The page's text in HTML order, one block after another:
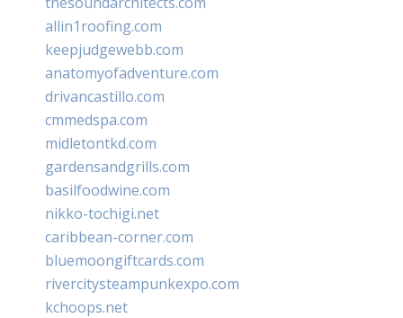
allin1roofing.com
keepjudgewebb.com
anatomyofadventure.com
drivancastillo.com
cmmedspa.com
midletontkd.com
gardensandgrills.com
basilfoodwine.com
nikko-tochigi.net
caribbean-corner.com
bluemoongiftcards.com
rivercitysteampunkexpo.com
kchoops.net